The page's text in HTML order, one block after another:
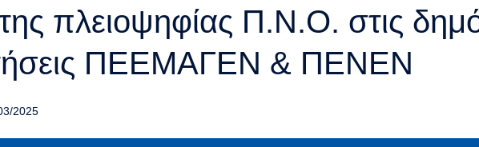
πλειοψηφίας Π.Ν.Ο. στις
ΠΕΕΜΑΓΕΝ & ΠΕΝΕΝ
2025